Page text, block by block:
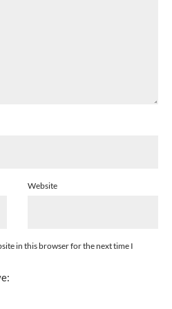
Website
in this browser for the next time I